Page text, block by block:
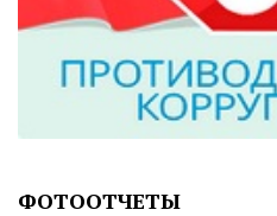
ФОТООТЧЕТЫ